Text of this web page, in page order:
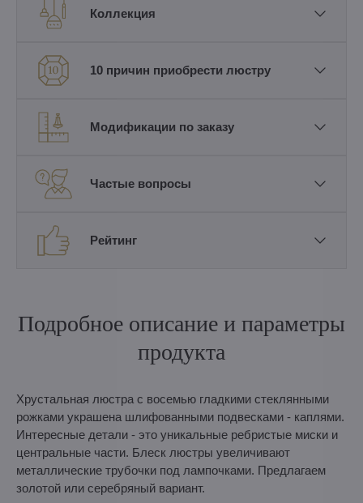
Коллекция
10 причин приобрести люстру
Модификации по заказу
Частые вопросы
Рейтинг
Подробное описание и параметры
продукта
Хрустальная люстра с восемью гладкими стеклянными
рожками украшена шлифованными подвесками - каплями.
Интересные детали - это уникальные ребристые миски и
центральные части. Блеск люстры увеличивают
металлические трубочки под лампочками. Предлагаем
золотой или серебряный вариант.